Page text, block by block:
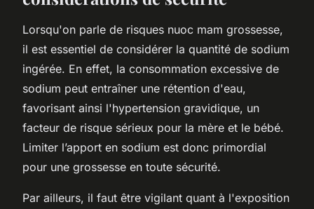
Lorsqu'on parle de risques nuoc mam grossesse,
il est essentiel de considérer la quantité de sodium
ingérée. En effet, la consommation excessive de
sodium peut entraîner une rétention d'eau,
favorisant ainsi l'hypertension gravidique, un
facteur de risque sérieux pour la mère et le bébé.
Limiter l’apport en sodium est donc primordial
pour une grossesse en toute sécurité.
Par ailleurs, il faut être vigilant quant à l'exposition